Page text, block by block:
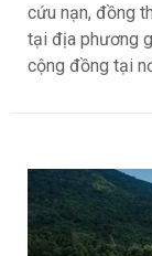
cứu nạn, đồng
tại địa phương
cộng đồng tại